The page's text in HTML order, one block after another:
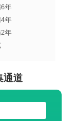
年
年
年
通道